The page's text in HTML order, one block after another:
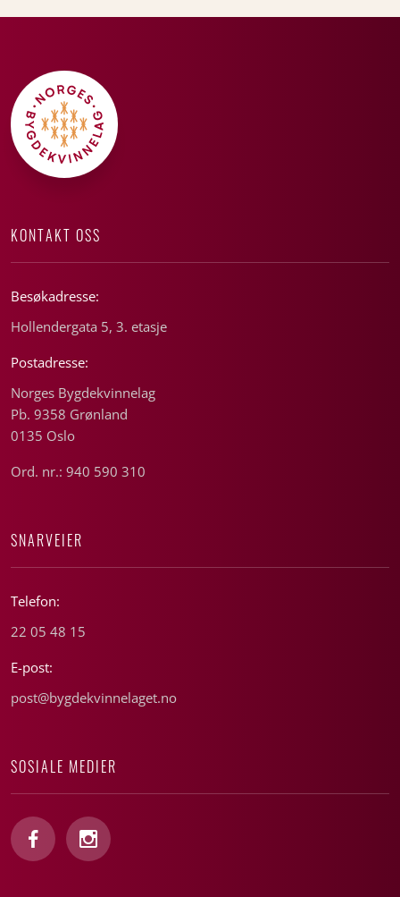
KONTAKT OSS
Besøkadresse:
Hollendergata 5, 3. etasje
Postadresse:
Norges Bygdekvinnelag
Pb. 9358 Grønland
0135 Oslo
Ord. nr.: 940 590 310
SNARVEIER
Telefon:
22 05 48 15
E-post:
post@bygdekvinnelaget.no
SOSIALE MEDIER